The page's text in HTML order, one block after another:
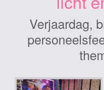
Verjaardag,